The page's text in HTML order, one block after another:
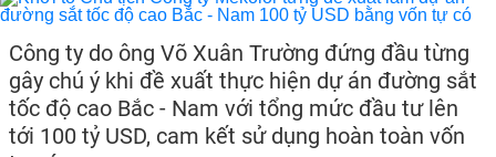
Công ty do ông Võ Xuân Trường đứng đầu từng
gây chú ý khi đề xuất thực hiện dự án đường sắt
tốc độ cao Bắc - Nam với tổng mức đầu tư lên
tới 100 tỷ USD, cam kết sử dụng hoàn toàn vốn